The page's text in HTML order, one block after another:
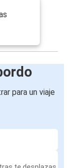
para un viaje